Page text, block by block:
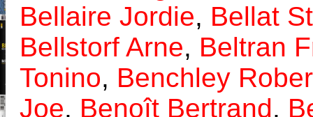
Bellaire Jordie, Bellat
Bellstorf Arne, Beltran
Tonino, Benchley
Joe, Benoît Bertrand,